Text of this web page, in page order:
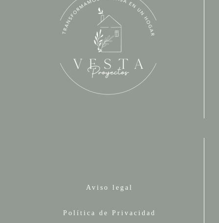
Aviso legal
Política de Privacidad